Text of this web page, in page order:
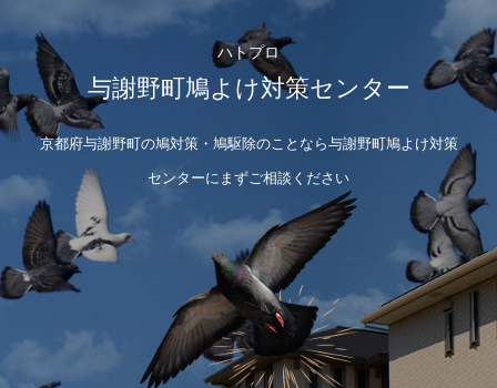
ハトプロ
与謝野町鳩よけ対策センター
京都府与謝野町の鳩対策・鳩駆除のことなら与謝野町鳩よけ対策
センターにまずご相談ください